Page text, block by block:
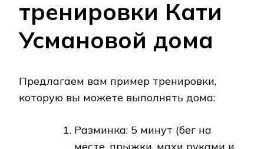
тренировки Кати
Усмановой дома
Предлагаем вам пример тренировки,
которую вы можете выполнять дома:
Разминка: 5 минут (бег на